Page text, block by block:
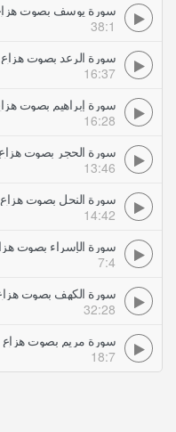
سورة يوسف بصوت هزاع
38:1
سورة الرعد بصوت هزاع
16:37
سورة إبراهيم بصوت
16:28
سورة الحجر بصوت
13:46
سورة النحل بصوت
14:42
سورة الإسراء بصوت
7:4
سورة الكهف بصوت
32:28
سورة مريم بصوت هزاع
18:7